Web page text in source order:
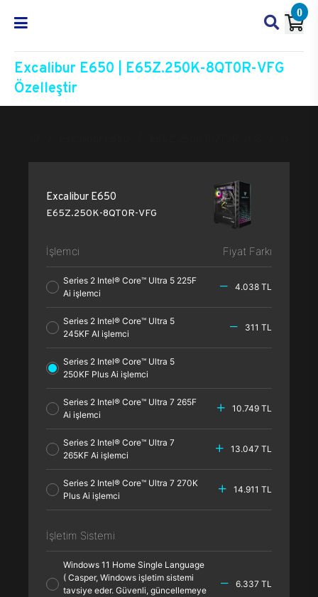
0
Excalibur E650 | E65Z.250K-8QT0R-VFG
Özelleştir
Excalibur E650
E65Z.250K-8QT0R-VFG
İşlemci Fiyat Farkı
Series 2 Intel® Core™ Ultra 5 225F
Ai işlemci
4.038 TL
Series 2 Intel® Core™ Ultra 5
245KF AI işlemci
311 TL
Series 2 Intel® Core™ Ultra 5
250KF Plus Ai işlemci
Series 2 Intel® Core™ Ultra 7 265F
Ai işlemci
10.749 TL
Series 2 Intel® Core™ Ultra 7
265KF Ai işlemci
13.047 TL
Series 2 Intel® Core™ Ultra 7 270K
Plus Ai işlemci
14.911 TL
İşletim Sistemi
Windows 11 Home Single Language
( Casper, Windows işletim sistemi
tavsiye eder. Güvenli, güncellemeye
6.337 TL